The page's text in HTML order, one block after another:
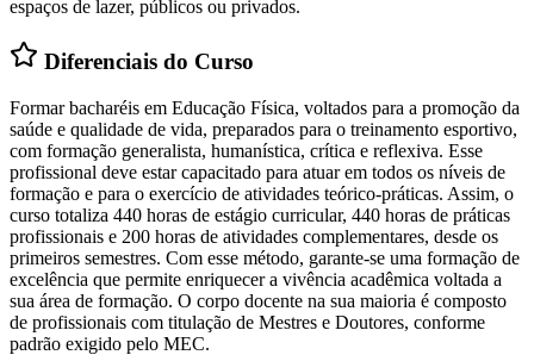
espaços de lazer, públicos ou privados.
Diferenciais do Curso
Formar bacharéis em Educação Física, voltados para a promoção da
saúde e qualidade de vida, preparados para o treinamento esportivo,
com formação generalista, humanística, crítica e reflexiva. Esse
profissional deve estar capacitado para atuar em todos os níveis de
formação e para o exercício de atividades teórico-práticas. Assim, o
curso totaliza 440 horas de estágio curricular, 440 horas de práticas
profissionais e 200 horas de atividades complementares, desde os
primeiros semestres. Com esse método, garante-se uma formação de
excelência que permite enriquecer a vivência acadêmica voltada a
sua área de formação. O corpo docente na sua maioria é composto
de profissionais com titulação de Mestres e Doutores, conforme
padrão exigido pelo MEC.